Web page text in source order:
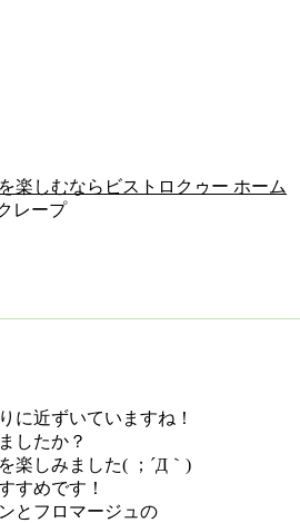
楽しむならビストロクゥー ホーム
レープ
に近ずいていますね！
したか？
楽しみました( ；´Д｀)
すめです！
とフロマージュの